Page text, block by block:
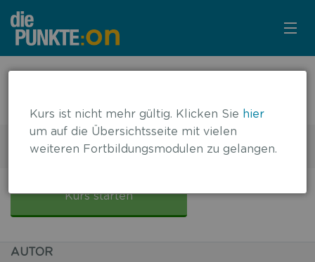
KURSÜBERSICHT
LOGIN
KOSTENLOS ANMELDEN
Die überaktive Harnblase
2 DFP-Punkte
überaktiveKurs starten
AUTOR
Kurs ist nicht mehr gültig. Klicken Sie hier
um auf die Übersichtsseite mit vielen
weiteren Fortbildungsmodulen zu gelangen.